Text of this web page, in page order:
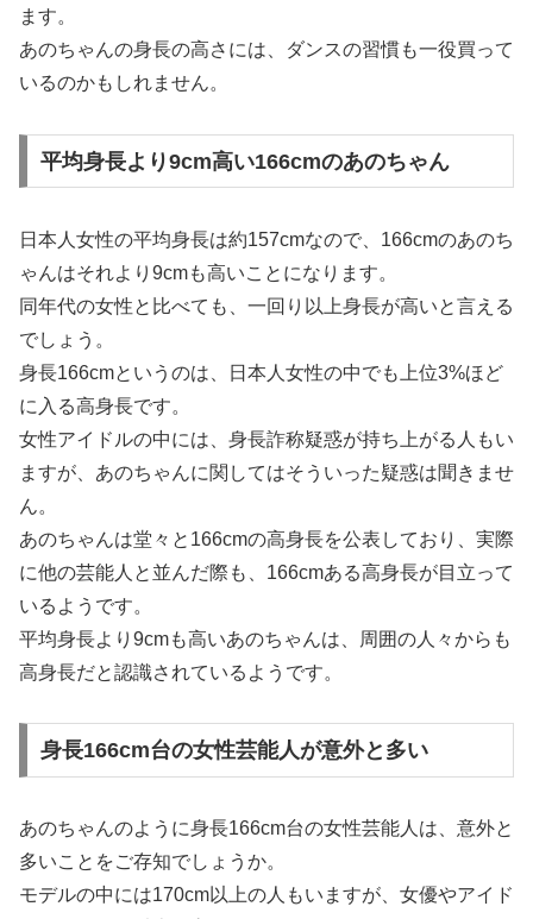
ます。
あのちゃんの身長の高さには、ダンスの習慣も一役買って
いるのかもしれません。
平均身長より9cm高い166cmのあのちゃん
日本人女性の平均身長は約157cmなので、166cmのあのち
ゃんはそれより9cmも高いことになります。
同年代の女性と比べても、一回り以上身長が高いと言える
でしょう。
身長166cmというのは、日本人女性の中でも上位3%ほど
に入る高身長です。
女性アイドルの中には、身長詐称疑惑が持ち上がる人もい
ますが、あのちゃんに関してはそういった疑惑は聞きませ
ん。
あのちゃんは堂々と166cmの高身長を公表しており、実際
に他の芸能人と並んだ際も、166cmある高身長が目立って
いるようです。
平均身長より9cmも高いあのちゃんは、周囲の人々からも
高身長だと認識されているようです。
身長166cm台の女性芸能人が意外と多い
あのちゃんのように身長166cm台の女性芸能人は、意外と
多いことをご存知でしょうか。
モデルの中には170cm以上の人もいますが、女優やアイド